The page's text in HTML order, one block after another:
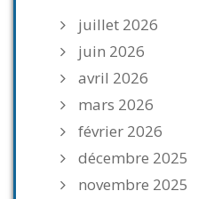
juillet 2026
juin 2026
avril 2026
mars 2026
février 2026
décembre 2025
novembre 2025